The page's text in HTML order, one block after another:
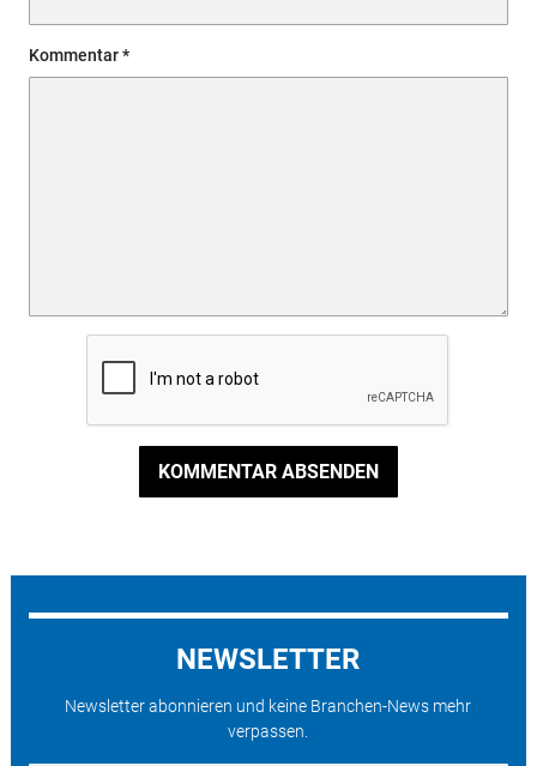
Kommentar
KOMMENTAR ABSENDEN
NEWSLETTER
Newsletter abonnieren und keine Branchen-News mehr
verpassen.